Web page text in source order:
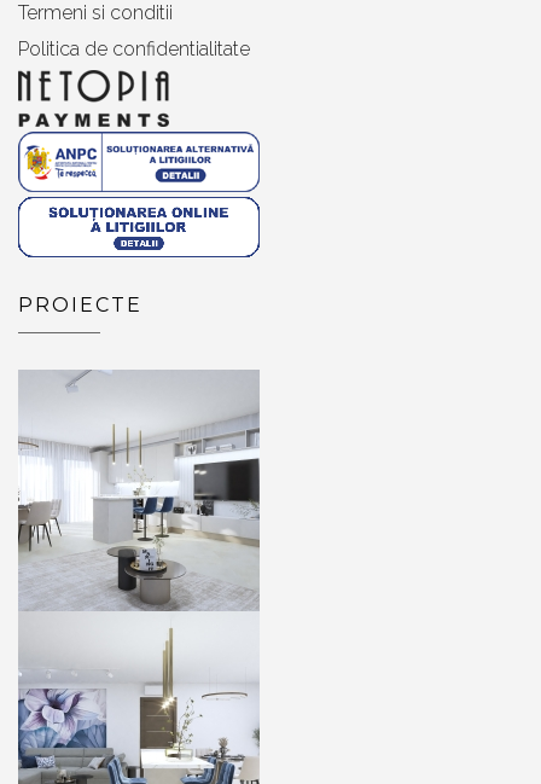
Termeni si conditii
Politica de confidentialitate
PROIECTE